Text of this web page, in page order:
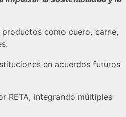
como cuero, carne,
en acuerdos futuros
RETA, integrando múltiples